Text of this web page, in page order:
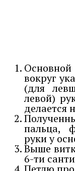
Основной
вокруг
(для
левой)
делается
пальца,
руки у
Выше
6-ти